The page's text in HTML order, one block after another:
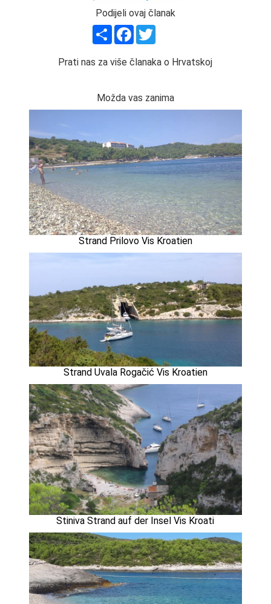
Podijeli ovaj članak
ShareFacebook
Prati nas za više članaka o Hrvatskoj
Možda vas zanima
Strand Prilovo Vis Kroatien
Strand Uvala Rogačić Vis Kroatien
Stiniva Strand auf der Insel Vis Kroati